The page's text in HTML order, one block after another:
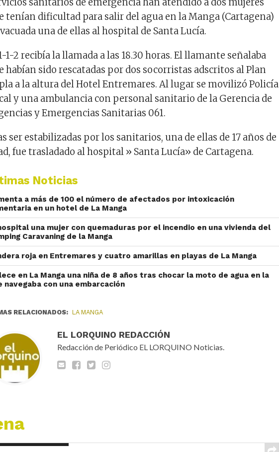
tenían dificultad para salir del agua en la Manga (Cartagena)
una de ellas al hospital de Santa Lucía.
1-2 recibía la llamada a las 18.30 horas. El llamante señalaba
habían sido rescatadas por dos socorristas adscritos al Plan
a la altura del Hotel Entremares. Al lugar se movilizó Policía
y una ambulancia con personal sanitario de la Gerencia de
y Emergencias Sanitarias 061.
ser estabilizadas por los sanitarios, una de ellas de 17 años de
fue trasladado al hospital » Santa Lucía» de Cartagena.
Noticias
a más de 100 el número de afectados por intoxicación
en un hotel de La Manga
una mujer con quemaduras por el incendio en una vivienda del
Caravaning de la Manga
roja en Entremares y cuatro amarillas en playas de La Manga
en La Manga una niña de 8 años tras chocar la moto de agua en la
navegaba con una embarcación
RELACIONADOS: LA MANGA
EL LORQUINO REDACCIÓN
Redacción de Periódico EL LORQUINO Noticias.